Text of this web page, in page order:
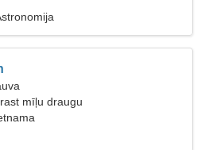
mīļu draugu